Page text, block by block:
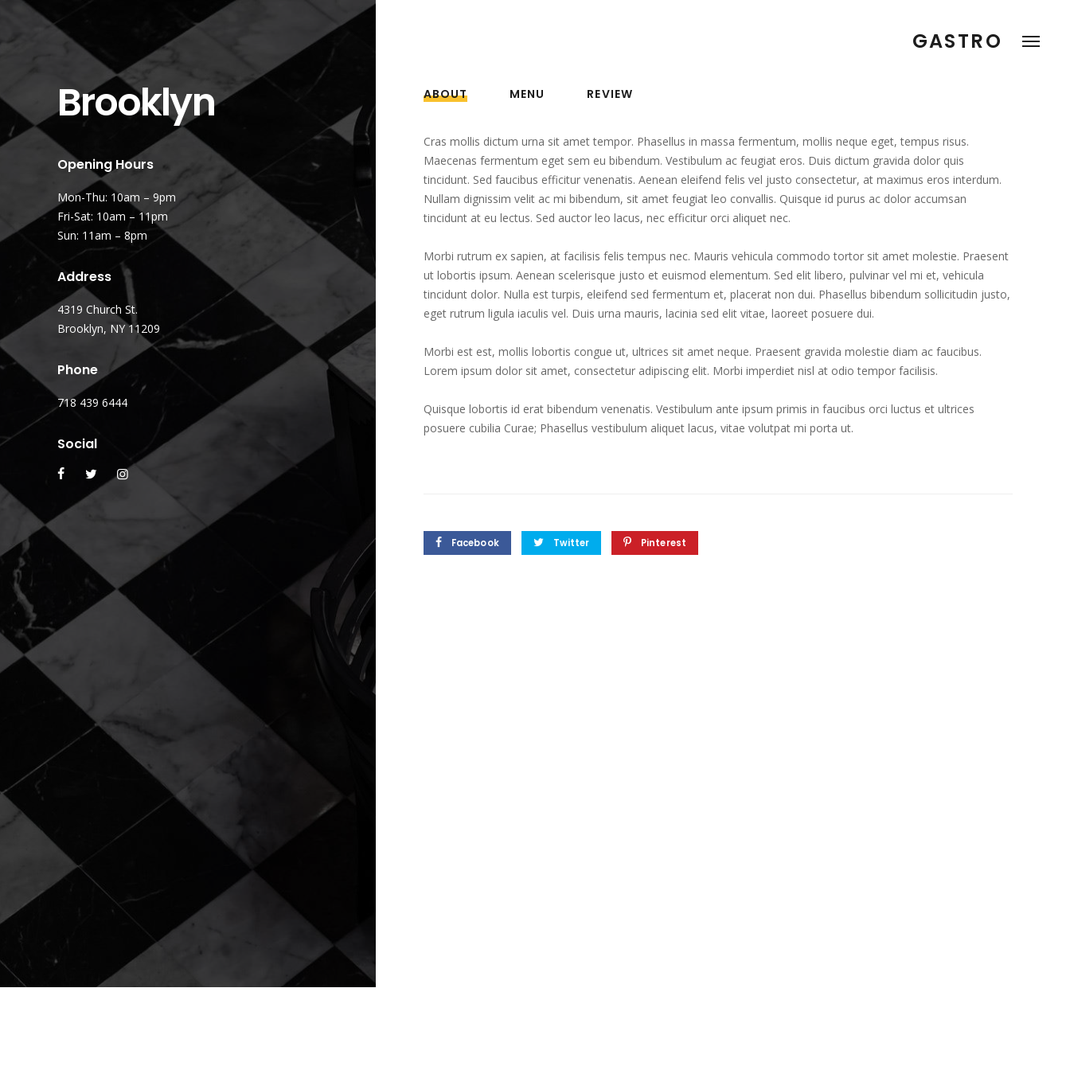
GASTRO
Brooklyn
Opening Hours
Mon-Thu: 10am – 9pm
Fri-Sat: 10am – 11pm
Sun: 11am – 8pm
Address
4319 Church St.
Brooklyn, NY 11209
Phone
718 439 6444
Social
ABOUT MENU REVIEW
Cras mollis dictum urna sit amet tempor. Phasellus in massa fermentum, mollis neque eget, tempus risus.
Maecenas fermentum eget sem eu bibendum. Vestibulum ac feugiat eros. Duis dictum gravida dolor quis
tincidunt. Sed faucibus efficitur venenatis. Aenean eleifend felis vel justo consectetur, at maximus eros interdum.
Nullam dignissim velit ac mi bibendum, sit amet feugiat leo convallis. Quisque id purus ac dolor accumsan
tincidunt at eu lectus. Sed auctor leo lacus, nec efficitur orci aliquet nec.
Morbi rutrum ex sapien, at facilisis felis tempus nec. Mauris vehicula commodo tortor sit amet molestie. Praesent
ut lobortis ipsum. Aenean scelerisque justo et euismod elementum. Sed elit libero, pulvinar vel mi et, vehicula
tincidunt dolor. Nulla est turpis, eleifend sed fermentum et, placerat non dui. Phasellus bibendum sollicitudin justo,
eget rutrum ligula iaculis vel. Duis urna mauris, lacinia sed elit vitae, laoreet posuere dui.
Morbi est est, mollis lobortis congue ut, ultrices sit amet neque. Praesent gravida molestie diam ac faucibus.
Lorem ipsum dolor sit amet, consectetur adipiscing elit. Morbi imperdiet nisl at odio tempor facilisis.
Quisque lobortis id erat bibendum venenatis. Vestibulum ante ipsum primis in faucibus orci luctus et ultrices
posuere cubilia Curae; Phasellus vestibulum aliquet lacus, vitae volutpat mi porta ut.
Facebook Twitter Pinterest